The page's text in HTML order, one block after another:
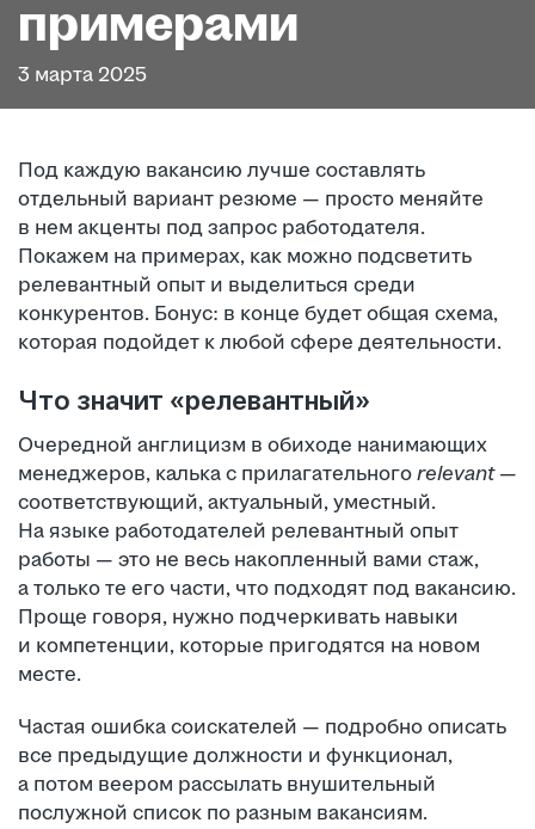
примерами
3 марта 2025
Под каждую вакансию лучше составлять
отдельный вариант резюме — просто меняйте
в нем акценты под запрос работодателя.
Покажем на примерах, как можно подсветить
релевантный опыт и выделиться среди
конкурентов. Бонус: в конце будет общая схема,
которая подойдет к любой сфере деятельности.
Что значит «релевантный»
Очередной англицизм в обиходе нанимающих
менеджеров, калька с прилагательного relevant—
соответствующий, актуальный, уместный.
На языке работодателей релевантный опыт
работы — это не весь накопленный вами стаж,
а только те его части, что подходят под вакансию.
Проще говоря, нужно подчеркивать навыки
и компетенции, которые пригодятся на новом
месте.
Частая ошибка соискателей — подробно описать
все предыдущие должности и функционал,
а потом веером рассылать внушительный
послужной список по разным вакансиям.